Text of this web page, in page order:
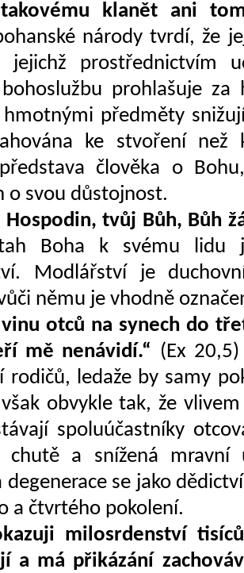
klanět ani
národy tvrdí, že
jejichž prostřednictvím
prohlašuje za
hmotnými předměty
ke stvoření než
člověka o
o svou důstojnost.
Hospodin, tvůj Bůh, Bůh
Boha k svému lidu
Modlářství je
němu je vhodně
vinu otců na synech do
mě nenávidí.“ (Ex
rodičů, ledaže by samy
obvykle tak, že
spoluúčastníky
chutě a snížená
degenerace se jako
a čtvrtého pokolení.
milosrdenství
a má přikázání